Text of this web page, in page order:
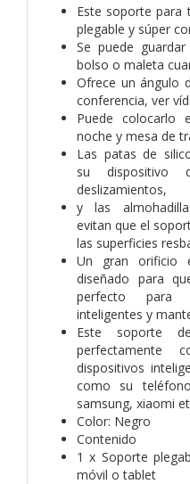
Este soporte para
plegable y súper
Se puede
bolso o maleta
Ofrece un ángulo
conferencia, ver
Puede colocarlo
noche y mesa de
Las patas de
su dispositivo
deslizamientos,
y las
evitan que el
las superficies
Un gran orificio
diseñado para
perfecto para
inteligentes y
Este soporte
dispositivos
como su
samsung, xiaomi
Color: Negro
Contenido
1 x Soporte
móvil o tablet